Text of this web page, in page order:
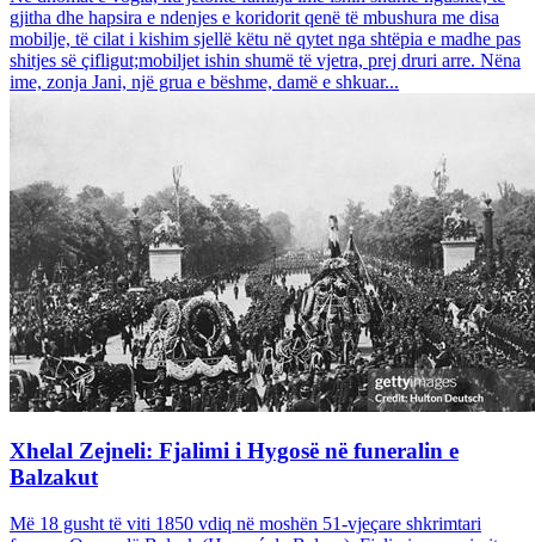
gjitha dhe hapsira e ndenjes e koridorit qenë të mbushura me disa
mobilje, të cilat i kishim sjellë këtu në qytet nga shtëpia e madhe pas
shitjes së çifligut;mobiljet ishin shumë të vjetra, prej druri arre. Nëna
ime, zonja Jani, një grua e bëshme, damë e shkuar...
Xhelal Zejneli: Fjalimi i Hygosë në funeralin e
Balzakut
Më 18 gusht të viti 1850 vdiq në moshën 51-vjeçare shkrimtari